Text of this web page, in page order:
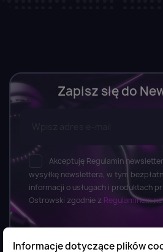
Zapisz się do
Akceptuję Regulamin
wysyłkę newslettera, w tym
informacji o usługach i produktach
Ostrowski zgodnie z Regulaminem
Informacje dotyczące plików